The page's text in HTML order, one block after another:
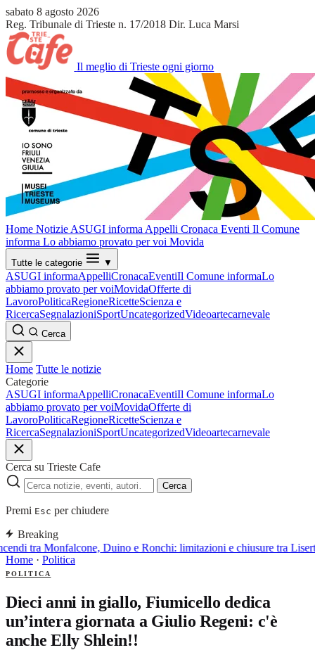
sabato 8 agosto 2026
Reg. Tribunale di Trieste n. 17/2018 Dir. Luca Marsi
Il meglio di Trieste ogni giorno
Home Notizie ASUGI informa Appelli Cronaca Eventi Il Comune
informa Lo abbiamo provato per voi Movida
Tutte le categorie ▼
ASUGI informaAppelliCronacaEventiIl Comune informaLo
abbiamo provato per voiMovidaOfferte di
LavoroPoliticaRegioneRicetteScienza e
RicercaSegnalazioniSportUncategorizedVideoartecarnevale
Cerca
Home Tutte le notizie
Categorie
ASUGI informaAppelliCronacaEventiIl Comune informaLo
abbiamo provato per voiMovidaOfferte di
LavoroPoliticaRegioneRicetteScienza e
RicercaSegnalazioniSportUncategorizedVideoartecarnevale
Cerca su Trieste Cafe
Cerca
Premi Esc per chiudere
Breaking
tra Monfalcone, Duino e Ronchi: limitazioni e chiusure tra
Home · Politica
POLITICA
Dieci anni in giallo, Fiumicello dedica
un’intera giornata a Giulio Regeni: c'è
anche Elly Shlein!!